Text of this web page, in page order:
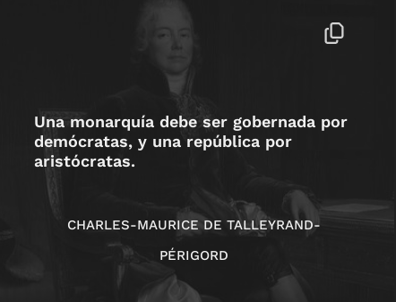
Una monarquía debe ser gobernada por
demócratas, y una república por
aristócratas.
CHARLES-MAURICE DE TALLEYRAND-
PÉRIGORD